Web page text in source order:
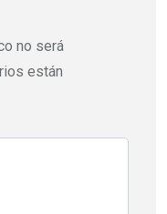
no será
están